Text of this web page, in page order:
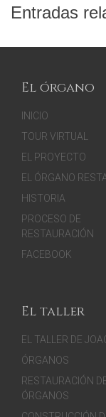
Entradas
El órgano
INICIO
TOUR VIRTUAL
EL PROYECTO
EL ÓRGANO
HISTORIA
PROCESO DE
RESTAURACIÓN
FACEBOOK
El taller
EL TALLER DE
ÓRGANOS
RESTAURACIÓN
ÓRGANOS